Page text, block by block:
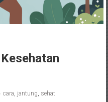
cara jantung sehat